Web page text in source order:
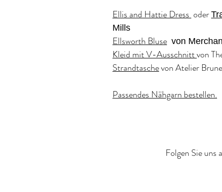
Ellis and Hattie Dress oder
Mills
Ellsworth Bluse von
Kleid mit V-Ausschnittvon
Strandtaschevon Atelier
Passendes Nähgarn bestellen.
Folgen Sie uns